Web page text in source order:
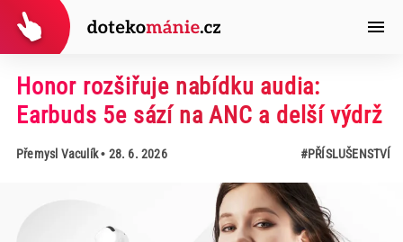
Honor rozšiřuje nabídku audia:
Earbuds 5e sází na ANC a delší výdrž
Přemysl Vaculík• 28. 6. 2026 #PŘÍSLUŠENSTVÍ